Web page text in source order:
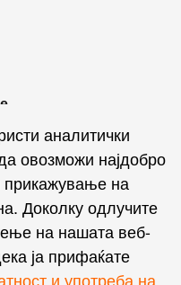
социјалните мрежи
аналитички
овозможи најдобро
прикажување на
Доколку одлучите
на нашата веб-
ја прифаќате
и употреба на